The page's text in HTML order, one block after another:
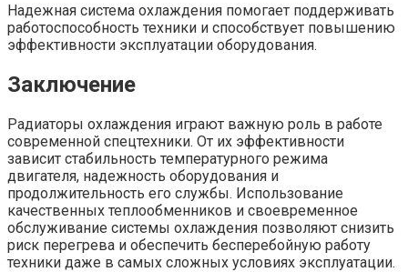
Надежная система охлаждения помогает поддерживать
работоспособность техники и способствует повышению
эффективности эксплуатации оборудования.
Заключение
Радиаторы охлаждения играют важную роль в работе
современной спецтехники. От их эффективности
зависит стабильность температурного режима
двигателя, надежность оборудования и
продолжительность его службы. Использование
качественных теплообменников и своевременное
обслуживание системы охлаждения позволяют снизить
риск перегрева и обеспечить бесперебойную работу
техники даже в самых сложных условиях эксплуатации.